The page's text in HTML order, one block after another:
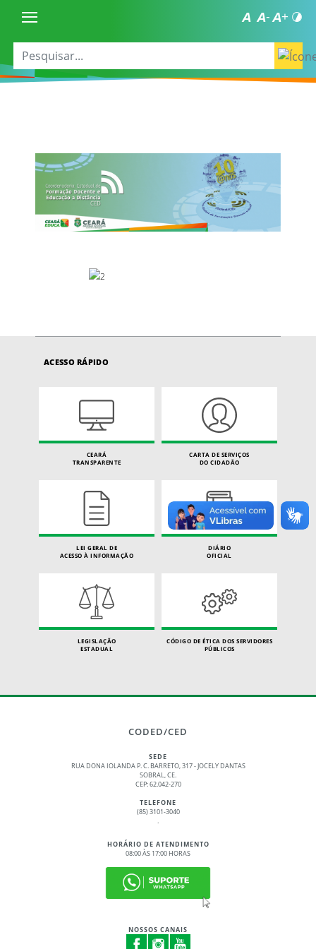
ACESSO RÁPIDO
CEARÁ
TRANSPARENTE
CARTA DE SERVIÇOS
DO CIDADÃO
LEI GERAL DE
ACESSO À INFORMAÇÃO
DIÁRIO
OFICIAL
LEGISLAÇÃO
ESTADUAL
CÓDIGO DE ÉTICA DOS SERVIDORES
PÚBLICOS
CODED/CED
SEDE
RUA DONA IOLANDA P. C. BARRETO, 317 - JOCELY DANTAS
SOBRAL, CE.
CEP: 62.042-270
TELEFONE
(85) 3101-3040
.
HORÁRIO DE ATENDIMENTO
08:00 ÀS 17:00 HORAS
NOSSOS CANAIS